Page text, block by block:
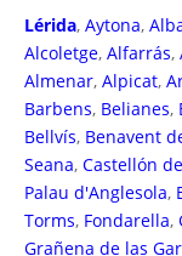
Lérida, Aytona,
Alcoletge, Alfarrás,
Almenar, Alpicat,
Barbens, Belianes,
Bellvís, Benavent
Seana, Castellón
Palau d'Anglesola,
Torms, Fondarella,
Grañena de las